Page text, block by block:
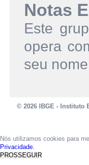
Notas
Este
opera
seu
© 2026 IBGE - Instituto
Nós utilizamos cookies para
Privacidade.
PROSSEGUIR